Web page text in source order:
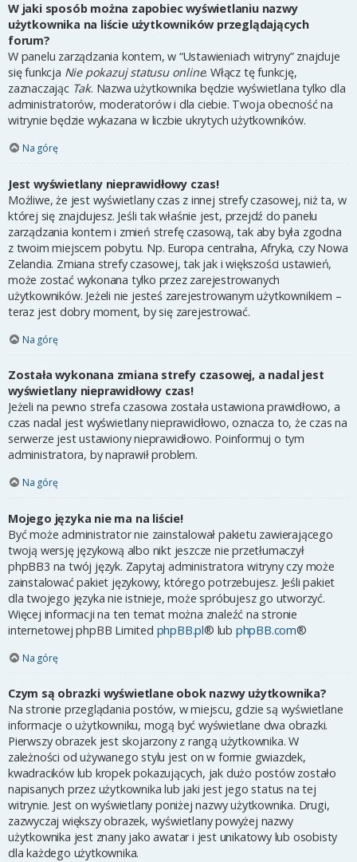
W jaki sposób można zapobiec wyświetlaniu nazwy
użytkownika na liście użytkowników przeglądających
forum?
W panelu zarządzania kontem, w “Ustawieniach witryny” znajduje
się funkcja Nie pokazuj statusu online. Włącz tę funkcję,
zaznaczając Tak. Nazwa użytkownika będzie wyświetlana tylko dla
administratorów, moderatorów i dla ciebie. Twoja obecność na
witrynie będzie wykazana w liczbie ukrytych użytkowników.
Na górę
Jest wyświetlany nieprawidłowy czas!
Możliwe, że jest wyświetlany czas z innej strefy czasowej, niż ta, w
której się znajdujesz. Jeśli tak właśnie jest, przejdź do panelu
zarządzania kontem i zmień strefę czasową, tak aby była zgodna
z twoim miejscem pobytu. Np. Europa centralna, Afryka, czy Nowa
Zelandia. Zmiana strefy czasowej, tak jak i większości ustawień,
może zostać wykonana tylko przez zarejestrowanych
użytkowników. Jeżeli nie jesteś zarejestrowanym użytkownikiem –
teraz jest dobry moment, by się zarejestrować.
Na górę
Została wykonana zmiana strefy czasowej, a nadal jest
wyświetlany nieprawidłowy czas!
Jeżeli na pewno strefa czasowa została ustawiona prawidłowo, a
czas nadal jest wyświetlany nieprawidłowo, oznacza to, że czas na
serwerze jest ustawiony nieprawidłowo. Poinformuj o tym
administratora, by naprawił problem.
Na górę
Mojego języka nie ma na liście!
Być może administrator nie zainstalował pakietu zawierającego
twoją wersję językową albo nikt jeszcze nie przetłumaczył
phpBB3 na twój język. Zapytaj administratora witryny czy może
zainstalować pakiet językowy, którego potrzebujesz. Jeśli pakiet
dla twojego języka nie istnieje, może spróbujesz go utworzyć.
Więcej informacji na ten temat można znaleźć na stronie
internetowej phpBB Limited phpBB.pl® lub phpBB.com®
Na górę
Czym są obrazki wyświetlane obok nazwy użytkownika?
Na stronie przeglądania postów, w miejscu, gdzie są wyświetlane
informacje o użytkowniku, mogą być wyświetlane dwa obrazki.
Pierwszy obrazek jest skojarzony z rangą użytkownika. W
zależności od używanego stylu jest on w formie gwiazdek,
kwadracików lub kropek pokazujących, jak dużo postów zostało
napisanych przez użytkownika lub jaki jest jego status na tej
witrynie. Jest on wyświetlany poniżej nazwy użytkownika. Drugi,
zazwyczaj większy obrazek, wyświetlany powyżej nazwy
użytkownika jest znany jako awatar i jest unikatowy lub osobisty
dla każdego użytkownika.